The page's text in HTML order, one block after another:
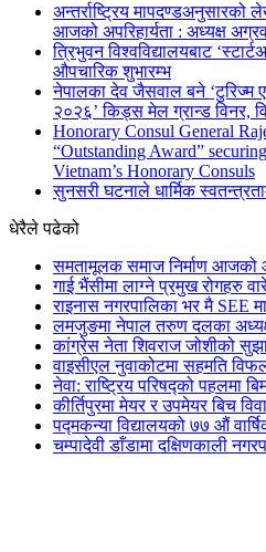
अन्तर्राष्ट्रिय मापदण्डअनुसारको
आजको अपरिहार्यता : अध्यक्ष
त्रिभुवन विश्वविद्यालयबाट
औपचारिक शुभारम्भ
नेपालका देव जैसवाल बने ‘टुरिज्म
२०२६’ किड्स मेल ग्रान्ड विनर,
Honorary Consul General
“Outstanding Award”
Vietnam’s Honorary Consuls
सुनसरी घटनाले धार्मिक
धेरैले पढेको
समतामूलक समाज निर्माण आजको
गाई भैंसीमा लाग्ने प्रमुख रोगहरु
राइनास नगरपालिका भर मै SEE
लमजुङमा नेपाल तरुण दलका
कांग्रेस नेता शिवराज जोशीको
वाइसीएल नुवाकोटमा सहमति
नेवा: राष्ट्रिय परिषद्को पहलमा
कीर्तिपुरमा मेयर र उपमेयर बिच
पद्मकन्या विद्यालयको ७७ औं
चम्पादेवी डाँडामा दक्षिणकाली